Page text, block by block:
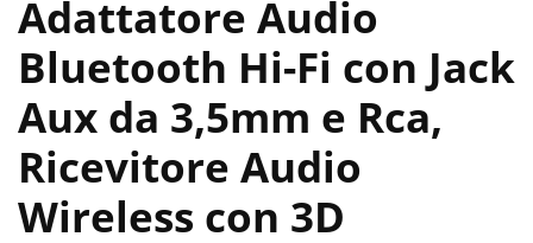
Adattatore Audio
Bluetooth Hi-Fi con Jack
Aux da 3,5mm e Rca,
Ricevitore Audio
Wireless con 3D